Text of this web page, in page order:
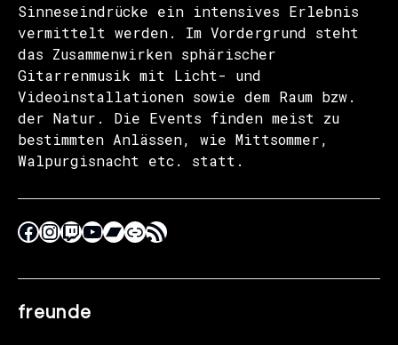
Sinneseindrücke ein intensives Erlebnis
vermittelt werden. Im Vordergrund steht
das Zusammenwirken sphärischer
Gitarrenmusik mit Licht- und
Videoinstallationen sowie dem Raum bzw.
der Natur. Die Events finden meist zu
bestimmten Anlässen, wie Mittsommer,
Walpurgisnacht etc. statt.
freunde